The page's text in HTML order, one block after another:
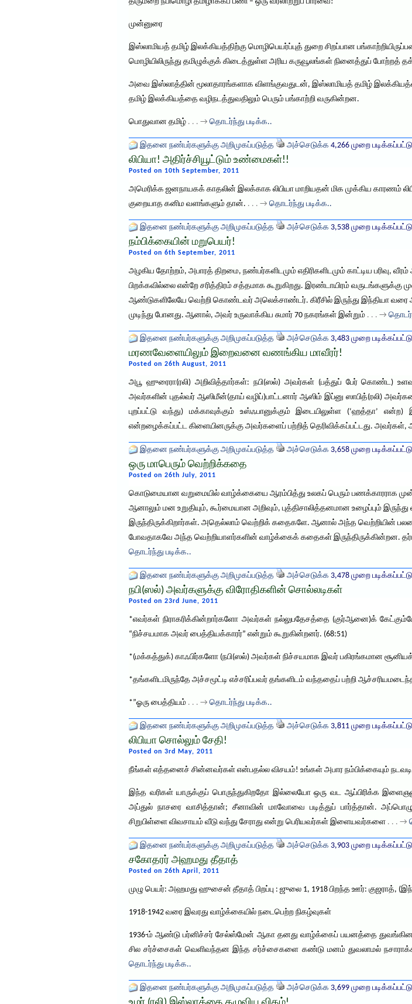
முன்னுரை
இஸ்லாமியத் தமிழ் இலக்கியத்திற்கு மொழிபெயர்ப்புத் துறை சிறப்பான
மொழியிலிருந்து தமிழுக்குக் கிடைத்துள்ள அரிய கருவூலங்கள் நினைத்துப் போற்றத்
அவை இஸ்லாத்தின் மூலாதாரங்களாக விளங்குவதுடன், இஸ்லாமியத் தமிழ்
தமிழ் இலக்கியத்தை வழிநடத்துவதிலும் பெரும் பங்காற்றி வருகின்றன.
பொதுவான தமிழ் . . . → தொடர்ந்து படிக்க..
இதனை நண்பர்களுக்கு அறிமுகப்படுத்த அச்செடுக்க 4,266 முறை
லிபியா! அதிர்ச்சியூட்டும் உண்மைகள்!!
Posted on 10th September, 2011
அமெரிக்க ஜனநாயகக் காதலின் இலக்காக லிபியா மாறியதன் மிக முக்கிய காரணம்
குறையாத கனிம வளங்களும் தான். . . . → தொடர்ந்து படிக்க..
இதனை நண்பர்களுக்கு அறிமுகப்படுத்த அச்செடுக்க 3,538 முறை
நம்பிக்கையின் மறுபெயர்!
Posted on 6th September, 2011
அழகிய தோற்றம், அபாரத் திறமை, நண்பர்களிடமும் எதிரிகளிடமும் காட்டிய
பிறக்கவில்லை என்றே சரித்திரம் சத்தமாக கூறுகிறது. இரண்டாயிரம் வருடங்களுக்கு
ஆண்டுகளிலேயே வெற்றி கொண்டவர் அலெக்சாண்டர். கிரீசில் இருந்து இந்தியா வரை
முடிந்து போனது. ஆனால், அவர் உருவாக்கிய சுமார் 70 நகரங்கள் இன்றும் . . . →
இதனை நண்பர்களுக்கு அறிமுகப்படுத்த அச்செடுக்க 3,483 முறை
மரணவேளையிலும் இறைவனை வணங்கிய மாவீரர்!
Posted on 26th August, 2011
அபூ ஹுரைரா(ரலி) அறிவித்தார்கள்: நபி(ஸல்) அவர்கள் (பத்துப் பேர் கொண்ட)
அவர்களின் புதல்வர் ஆஸிமீன்(தாய் வழிப்)பாட்டனார் ஆஸிம் இப்னு ஸாபித்(ரலி)
புறப்பட்டு வந்து) மக்காவுக்கும் உஸ்ஃபானுக்கும் இடையிலுள்ள (‘ஹத்தா’
என்றழைக்கப்பட்ட கிளையினருக்கு அவர்களைப் பற்றித் தெரிவிக்கப்பட்டது. அவர்கள்,
இதனை நண்பர்களுக்கு அறிமுகப்படுத்த அச்செடுக்க 3,658 முறை
ஒரு மாபெரும் வெற்றிக்கதை
Posted on 26th July, 2011
கொடுமையான வறுமையில் வாழ்க்கையை ஆரம்பித்து உலகப் பெரும் பணக்காரராக
ஆனாலும் மன உறுதியும், கூர்மையான அறிவும், புத்திசாலித்தனமான உழைப்பும்
இருந்திருக்கிறார்கள். அதெல்லாம் வெற்றிக் கதைகளே. ஆனால் அந்த வெற்றியின்
போவதாகவே அந்த வெற்றியாளர்களின் வாழ்க்கைக் கதைகள் இருந்திருக்கின்றன. தர்ம
தொடர்ந்து படிக்க..
இதனை நண்பர்களுக்கு அறிமுகப்படுத்த அச்செடுக்க 3,478 முறை
நபி(ஸல்) அவர்களுக்கு விரோதிகளின் சொல்லடிகள்
Posted on 23rd June, 2011
*எவர்கள் நிராகரிக்கின்றார்களோ அவர்கள் நல்லுபதேசத்தை (குர்ஆனை)க்
“நிச்சயமாக அவர் பைத்தியக்காரர்” என்றும் கூறுகின்றனர். (68:51)
*(மக்கத்துக்) காஃபிர்களோ (நபி(ஸல்) அவர்கள் நிச்சயமாக இவர் பகிரங்கமான
*தங்களிடமிருந்தே அச்சமூட்டி எச்சரிப்பவர் தங்களிடம் வந்ததைப் பற்றி
*”ஓரு பைத்தியம் . . . → தொடர்ந்து படிக்க..
இதனை நண்பர்களுக்கு அறிமுகப்படுத்த அச்செடுக்க 3,811 முறை
லிபியா சொல்லும் சேதி!
Posted on 3rd May, 2011
நீங்கள் எத்தனைச் சின்னவர்கள் என்பதல்ல விசயம்! உங்கள் அபார நம்பிக்கையும்
இந்த வரிகள் யாருக்குப் பொருந்துகிறதோ இல்லையோ ஒரு வட ஆப்பிரிக்க
அப்துல் நாசரை வாசித்தான்; சீனாவின் மாவோவை படித்துப் பார்த்தான்.
சிறுபிள்ளை விவசாயம் வீடு வந்து சேராது என்று பெரியவர்கள் இளையவர்களை . . . →
இதனை நண்பர்களுக்கு அறிமுகப்படுத்த அச்செடுக்க 3,903 முறை
சகோதரர் அஹமது தீதாத்
Posted on 26th April, 2011
முழு பெயர்: அஹமது ஹுசைன் தீதாத் பிறப்பு : ஜுலை 1, 1918 பிறந்த ஊர்: குஜராத்,
1918-1942 வரை இவரது வாழ்க்கையில் நடைபெற்ற நிகழ்வுகள்
1936-ம் ஆண்டு பர்னிச்சர் சேல்ஸ்மேன் ஆகா தனது வாழ்க்கைப் பயனத்தை
சில சர்ச்சைகள் வெளிவந்தன இந்த சர்ச்சைகளை கண்டு மனம் துவலாமல்
தொடர்ந்து படிக்க..
இதனை நண்பர்களுக்கு அறிமுகப்படுத்த அச்செடுக்க 3,699 முறை